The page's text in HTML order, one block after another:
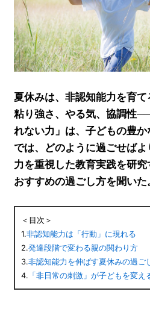
夏休みは、非認知能力を育て
粘り強さ、やる気、協調性
れない力」は、子どもの豊か
では、どのように過ごせば
力を重視した教育実践を研究
おすすめの過ごし方を聞いた
＜目次＞
1.非認知能力は「行動」に現れる
2.発達段階で変わる親の関わり方
3.非認知能力を伸ばす夏休みの過ご
4. 「非日常の刺激」が子どもを変え